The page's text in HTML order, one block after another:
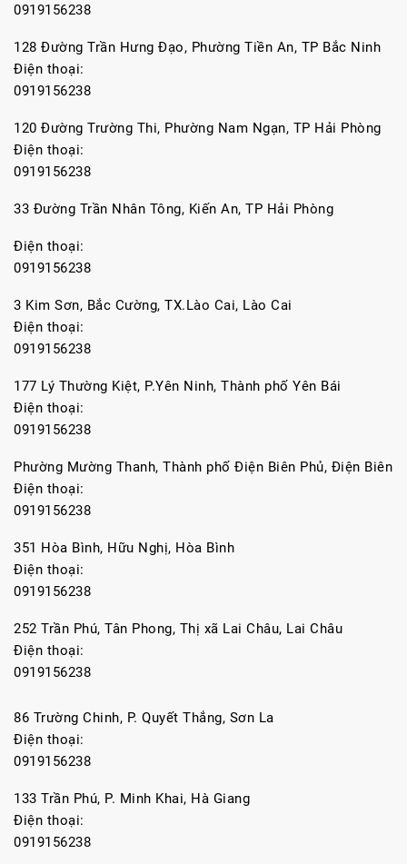
0919156238
128 Đường Trần Hưng Đạo, Phường Tiền An, TP Bắc Ninh
Điện thoại:
0919156238
120 Đường Trường Thi, Phường Nam Ngạn, TP Hải Phòng
Điện thoại:
0919156238
33 Đường Trần Nhân Tông, Kiến An, TP Hải Phòng
Điện thoại:
0919156238
3 Kim Sơn, Bắc Cường, TX.Lào Cai, Lào Cai
Điện thoại:
0919156238
177 Lý Thường Kiệt, P.Yên Ninh, Thành phố Yên Bái
Điện thoại:
0919156238
Phường Mường Thanh, Thành phố Điện Biên Phủ, Điện Biên
Điện thoại:
0919156238
351 Hòa Bình, Hữu Nghị, Hòa Bình
Điện thoại:
0919156238
252 Trần Phú, Tân Phong, Thị xã Lai Châu, Lai Châu
Điện thoại:
0919156238
86 Trường Chinh, P. Quyết Thắng, Sơn La
Điện thoại:
0919156238
133 Trần Phú, P. Minh Khai, Hà Giang
Điện thoại:
0919156238